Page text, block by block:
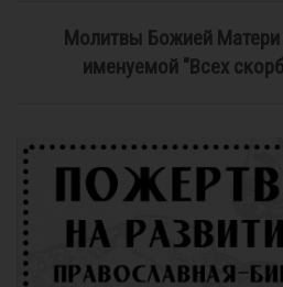
Молитвы Божией Матери
именуемой "Всех